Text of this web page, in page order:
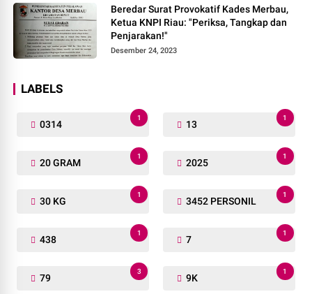
Beredar Surat Provokatif Kades Merbau,
Ketua KNPI Riau: "Periksa, Tangkap dan
Penjarakan!"
Desember 24, 2023
LABELS
0314
1
13
1
20 GRAM
1
2025
1
30 KG
1
3452 PERSONIL
1
438
1
7
1
79
3
9K
1